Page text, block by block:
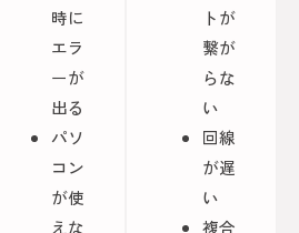
時に
エラ
ーが
出る
パソ
コン
が使
えな
トが
繋が
らな
い
回線
が遅
い
複合